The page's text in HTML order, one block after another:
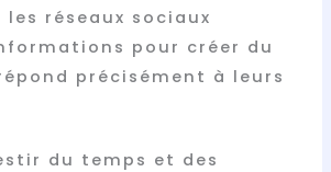
réseaux sociaux
pour créer du
précisément à leurs
du temps et des